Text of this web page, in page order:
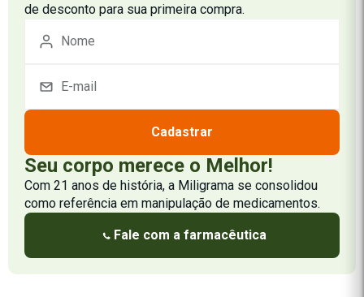
de desconto para sua primeira compra.
Cadastrar
Seu corpo merece o Melhor!
Com 21 anos de história, a Miligrama se consolidou
como referência em manipulação de medicamentos.
Fale com a farmacêutica